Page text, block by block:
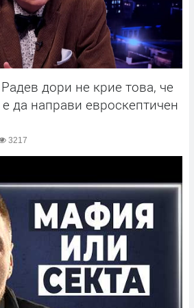
дори не крие това, че
да направи евроскептичен
3217